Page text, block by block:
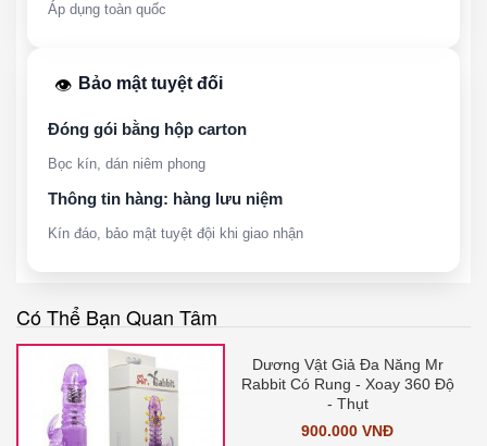
Áp dụng toàn quốc
👁️ Bảo mật tuyệt đối
Đóng gói bằng hộp carton
Bọc kín, dán niêm phong
Thông tin hàng: hàng lưu niệm
Kín đáo, bảo mật tuyệt đội khi giao nhận
Có Thể Bạn Quan Tâm
Dương Vật Giả Đa Năng Mr
Rabbit Có Rung - Xoay 360 Độ
- Thụt
900.000 VNĐ